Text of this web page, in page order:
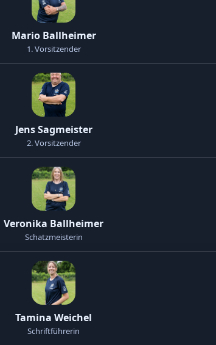
Mario Ballheimer
1. Vorsitzender
Jens Sagmeister
2. Vorsitzender
Veronika Ballheimer
Schatzmeisterin
Tamina Weichel
Schriftführerin